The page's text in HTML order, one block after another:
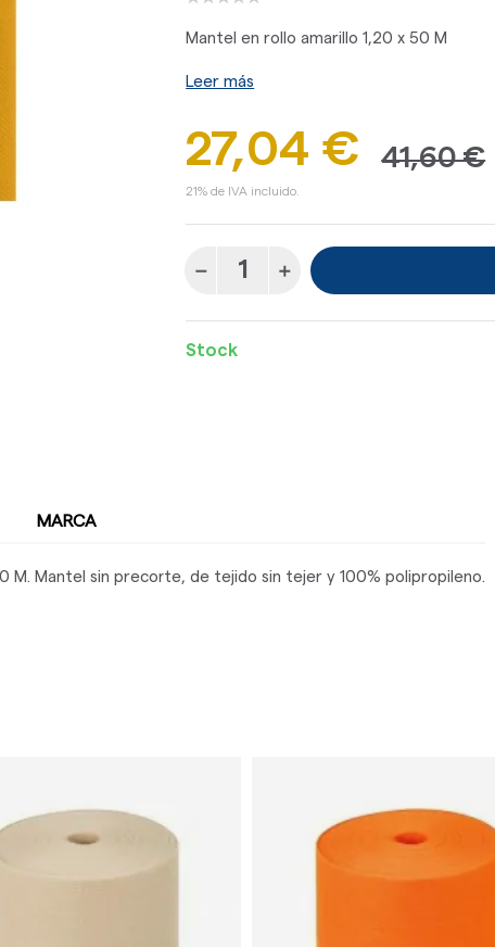
Mantel en rollo amarillo 1,20 x 50 M
Leer más
27,04 € 41,60 €
21% de IVA incluido.
Stock
MARCA
M. Mantel sin precorte, de tejido sin tejer y 100% polipropileno.